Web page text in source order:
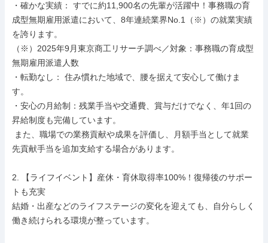
・確かな実績： すでに約11,900名の先輩が活躍中！事務職の育
成型無期雇用派遣において、8年連続業界No.1（※）の就業実績
を誇ります。
（※）2025年9月東京商工リサーチ調べ／対象：事務職の育成型
無期雇用派遣人数
・転勤なし： 住み慣れた地域で、腰を据えて安心して働けま
す。
・安心の月給制：残業手当や交通費、賞与だけでなく、年1回の
昇給制度も完備しています。
先貢献手当を追加支給する場合があります。
2. 【ライフイベント】産休・育休取得率100%！復帰後のサポー
トも充実
結婚・出産などのライフステージの変化を迎えても、自分らしく
働き続けられる環境が整っています。